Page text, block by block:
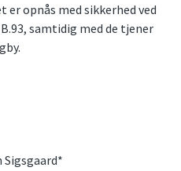
er opnås med sikkerhed ved
samtidig med de tjener
Sigsgaard*